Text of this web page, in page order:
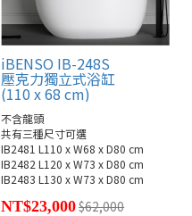
iBENSO IB-248S
壓克力獨立式浴缸
(110 x 68 cm)
不含龍頭
共有三種尺寸可選
IB2481 L110 x W68 x D80 cm
IB2482 L120 x W73 x D80 cm
IB2483 L130 x W73 x D80 cm
NT$23,000$62,000